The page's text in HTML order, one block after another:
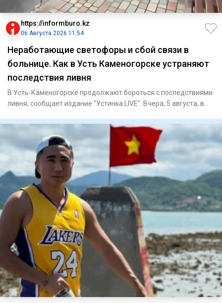
https://informburo.kz
06 Августа 2026 11:54
Неработающие светофоры и сбой связи в
больнице. Как в Усть Каменогорске устраняют
последствия ливня
В Усть-Каменогорске продолжают бороться с последствиями
ливня, сообщает издание "Устинка LIVE". Вчера, 5 августа, в